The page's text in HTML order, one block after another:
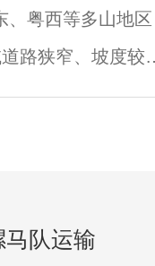
队,福建
粤西等多山地区
路狭窄、坡度较
资运输一直是项
队运输